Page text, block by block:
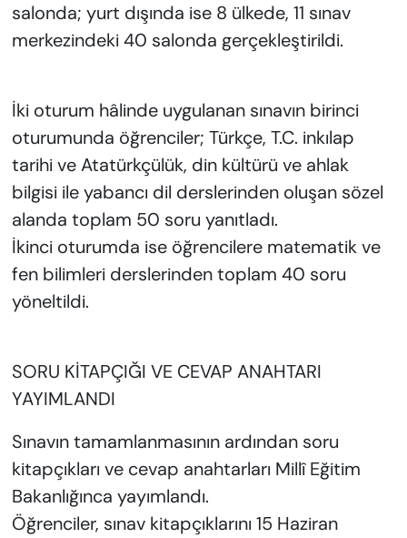
salonda; yurt dışında ise 8 ülkede, 11 sınav
merkezindeki 40 salonda gerçekleştirildi.
İki oturum hâlinde uygulanan sınavın birinci
oturumunda öğrenciler; Türkçe, T.C. inkılap
tarihi ve Atatürkçülük, din kültürü ve ahlak
bilgisi ile yabancı dil derslerinden oluşan sözel
alanda toplam 50 soru yanıtladı.
İkinci oturumda ise öğrencilere matematik ve
fen bilimleri derslerinden toplam 40 soru
yöneltildi.
SORU KİTAPÇIĞI VE CEVAP ANAHTARI
YAYIMLANDI
Sınavın tamamlanmasının ardından soru
kitapçıkları ve cevap anahtarları Millî Eğitim
Bakanlığınca yayımlandı.
Öğrenciler, sınav kitapçıklarını 15 Haziran